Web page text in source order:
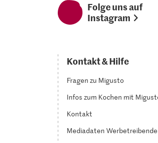
Folge uns auf
Instagram
Kontakt & Hilfe
Fragen zu Migusto
Infos zum Kochen mit
Kontakt
Mediadaten Werbetreibende